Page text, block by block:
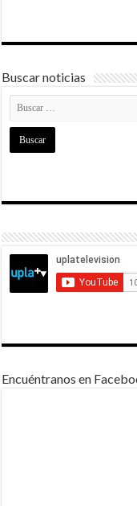
Buscar noticias
Encuéntranos en